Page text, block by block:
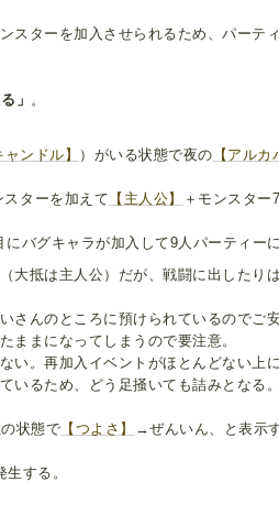
ターを加入させられるため、パーテ
」 。
ャンドル】 ）がいる状態で夜の 【アルカ
ターを加えて 【主人公】
＋モンスター
バグキャラが加入して9人パーティーに
大抵は主人公）だが、戦闘に出したり
さんのところに預けられているのでご安
ままになってしまうので要注意。
い。再加入イベントがほとんどない上
いるため、どう足掻いても詰みとなる。
状態で 【つよさ】 →ぜんいん、と表示
する。